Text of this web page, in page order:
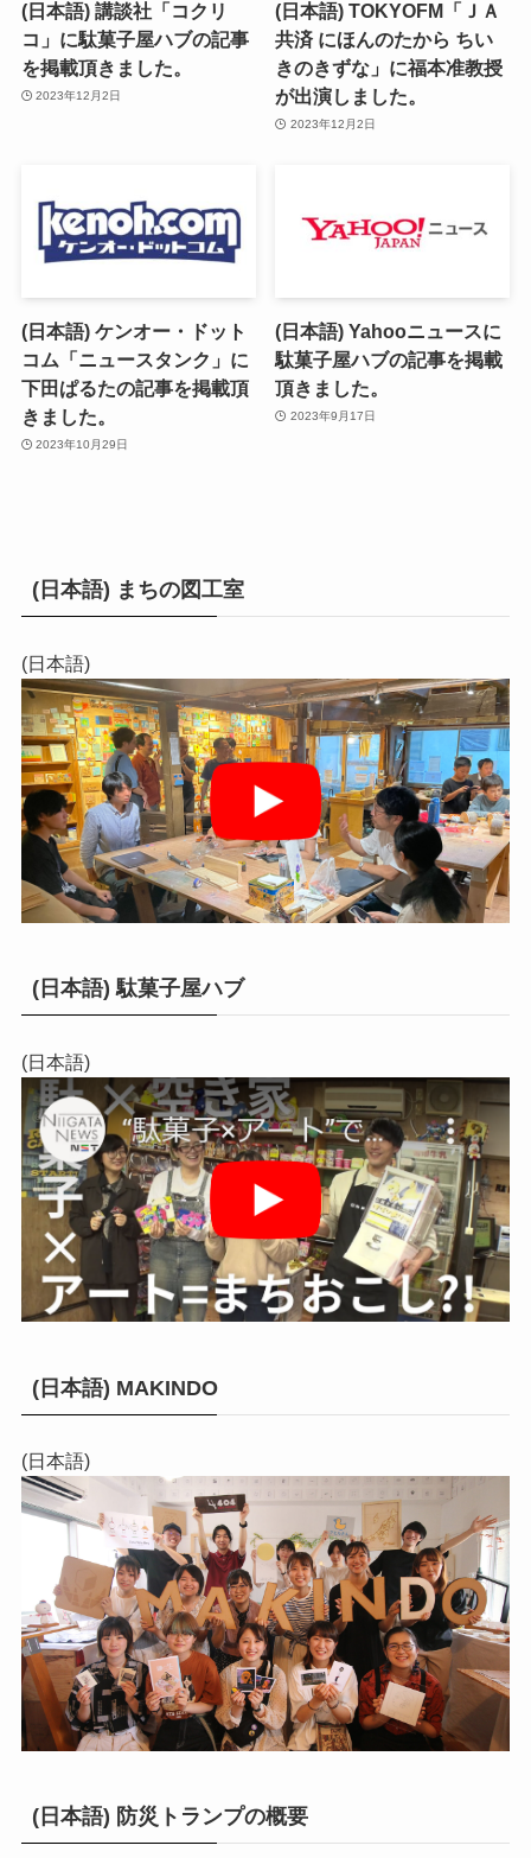
(日本語) 講談社「コクリ
コ」に駄菓子屋ハブの記事
を掲載頂きました。
2023年12月2日
(日本語) TOKYOFM「ＪＡ
共済 にほんのたから ちい
きのきずな」に福本准教授
が出演しました。
2023年12月2日
(日本語) ケンオー・ドット
コム「ニュースタンク」に
下田ぱるたの記事を掲載頂
きました。
2023年10月29日
(日本語) Yahooニュースに
駄菓子屋ハブの記事を掲載
頂きました。
2023年9月17日
(日本語) まちの図工室
(日本語)
(日本語) 駄菓子屋ハブ
(日本語)
(日本語) MAKINDO
(日本語)
(日本語) 防災トランプの概要